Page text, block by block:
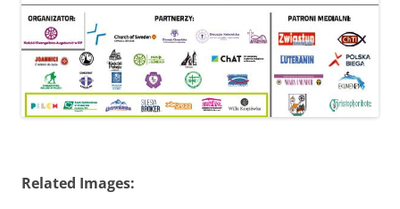
Related Images: